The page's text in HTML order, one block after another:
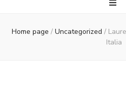
Home page / Uncategorized /
Italia